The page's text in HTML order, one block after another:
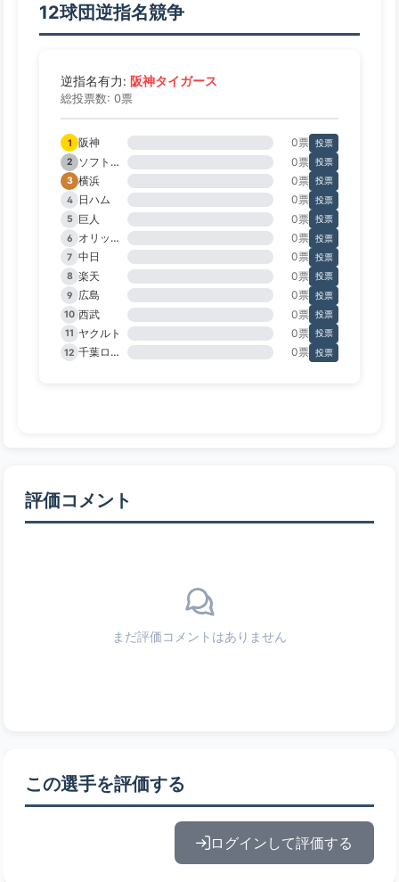
12球団逆指名競争
逆指名有力: 阪神タイガース
総投票数: 0票
1 阪神 0票 投票
2
ソフトバンク 0票 投票
3 横浜 0票 投票
4
日ハム 0票 投票
5
巨人 0票 投票
6
オリックス 0票 投票
7 中日 0票 投票
8 楽天 0票 投票
9
広島 0票 投票
10 西武 0票 投票
11 ヤクルト 0票 投票
12
千葉ロッテ 0票 投票
評価コメント
まだ評価コメントはありません
この選手を評価する
ログインして評価する